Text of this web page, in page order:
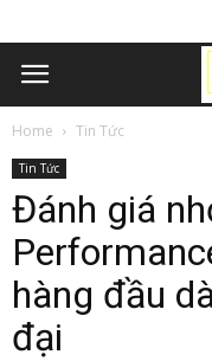
Home Tin Tức
Tin Tức
Đánh giá
hàng đầu
đại